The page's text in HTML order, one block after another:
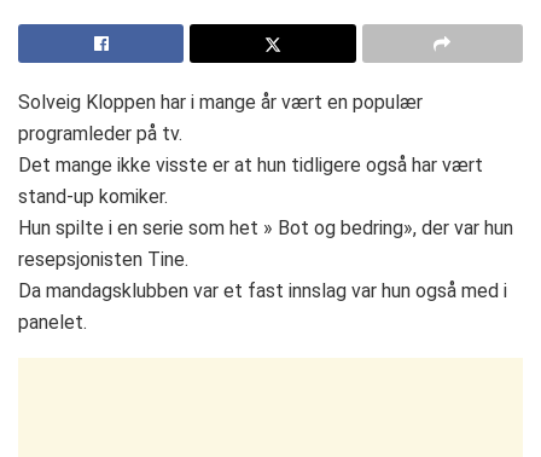
Solveig Kloppen har i mange år vært en populær
programleder på tv.
Det mange ikke visste er at hun tidligere også har vært
stand-up komiker.
Hun spilte i en serie som het » Bot og bedring», der var hun
resepsjonisten Tine.
Da mandagsklubben var et fast innslag var hun også med i
panelet.